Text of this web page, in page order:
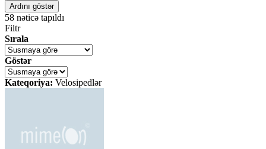
Ardını göstər
58 nəticə tapıldı
Filtr
Sırala
Göstər
Kateqoriya: Velosipedlər